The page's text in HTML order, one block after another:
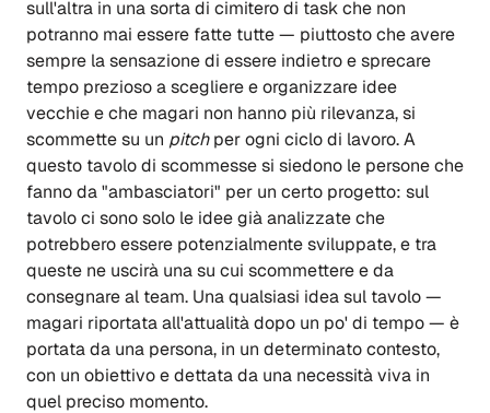
sull'altra in una sorta di cimitero di task che non
potranno mai essere fatte tutte — piuttosto che avere
sempre la sensazione di essere indietro e sprecare
tempo prezioso a scegliere e organizzare idee
vecchie e che magari non hanno più rilevanza, si
scommette su un pitchper ogni ciclo di lavoro. A
questo tavolo di scommesse si siedono le persone che
fanno da "ambasciatori" per un certo progetto: sul
tavolo ci sono solo le idee già analizzate che
potrebbero essere potenzialmente sviluppate, e tra
queste ne uscirà una su cui scommettere e da
consegnare al team. Una qualsiasi idea sul tavolo —
magari riportata all'attualità dopo un po' di tempo — è
portata da una persona, in un determinato contesto,
con un obiettivo e dettata da una necessità viva in
quel preciso momento.